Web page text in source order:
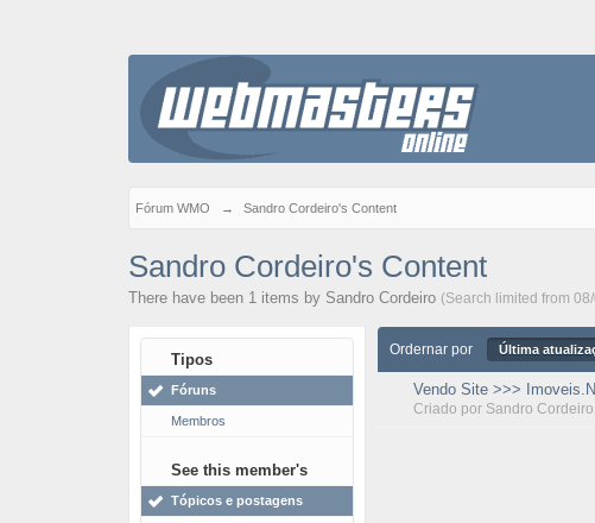
Fórum WMO → Sandro Cordeiro's Content
Sandro Cordeiro's Content
There have been 1 items by Sandro Cordeiro (Search limited from
Tipos
Fóruns
Membros
See this member's
Tópicos e postagens
Ordernar por Última
Vendo Site >>>
Criado por Sandro Cordeiro